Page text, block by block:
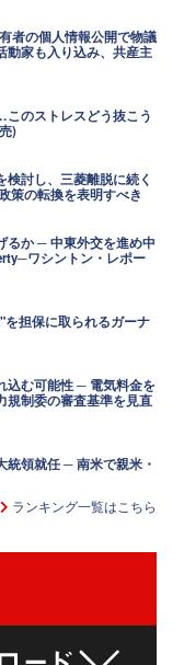
者の個人情報公開で物議
動家も入り込み、共産主
のストレスどう抜こう
)
検討し、三菱離脱に続く
策の転換を表明すべき
るか ─ 中東外交を進め中
ワシントン・レポー
担保に取られるガーナ
込む可能性 ─ 電気料金を
規制委の審査基準を見直
領就任 ─ 南米で親米・
ランキング一覧はこちら